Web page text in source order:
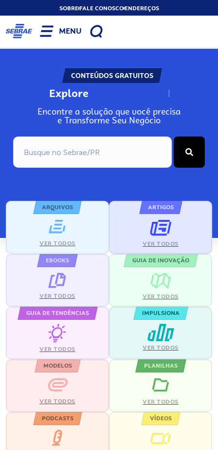
SOBREFALE CONOSCOENDEREÇOS
MENU
CONTEÚDOS GRATUITOS
Explore N
Encontre a solução que você precisa
e Transforme Seu Negócio
ARQUIVOS
VER TODOS
ARTIGOS
VER TODOS
EBOOKS
VER TODOS
GUIA DE INOVAÇÃO
VER TODOS
GUIA DE TENDÊNCIAS
VER TODOS
IMPULSIONA
VER TODOS
MODELOS
VER TODOS
PLANILHAS
VER TODOS
PODCASTS VÍDEOS